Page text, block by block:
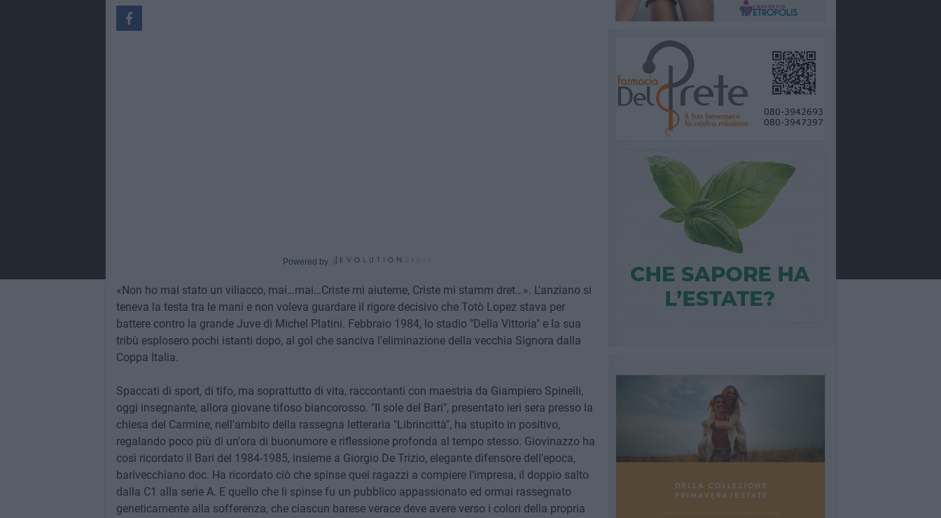
Powered by
«Non ho mai stato un viliacco, mai…mai…Criste mi aiuteme, Criste mi stamm dret…». L'anziano si
teneva la testa tra le mani e non voleva guardare il rigore decisivo che Totò Lopez stava per
battere contro la grande Juve di Michel Platini. Febbraio 1984, lo stadio "Della Vittoria" e la sua
tribù esplosero pochi istanti dopo, al gol che sanciva l'eliminazione della vecchia Signora dalla
Coppa Italia.
Spaccati di sport, di tifo, ma soprattutto di vita, raccontanti con maestria da Giampiero Spinelli,
oggi insegnante, allora giovane tifoso biancorosso. "Il sole del Bari", presentato ieri sera presso la
chiesa del Carmine, nell'ambito della rassegna letteraria "Librincittà", ha stupito in positivo,
regalando poco più di un'ora di buonumore e riflessione profonda al tempo stesso. Giovinazzo ha
così ricordato il Bari del 1984-1985, insieme a Giorgio De Trizio, elegante difensore dell'epoca,
barivecchiano doc. Ha ricordato ciò che spinse quei ragazzi a compiere l'impresa, il doppio salto
dalla C1 alla serie A. E quello che li spinse fu un pubblico appassionato ed ormai rassegnato
geneticamente alla sofferenza, che ciascun barese verace deve avere verso i colori della propria